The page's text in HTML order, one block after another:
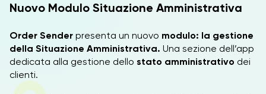
Nuovo Modulo Situazione Amministrativa
Order Sender presenta un nuovo modulo: la gestione
della Situazione Amministrativa. Una sezione dell’app
dedicata alla gestione dello stato amministrativo dei
clienti.